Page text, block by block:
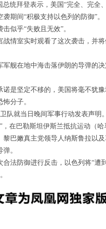
统拜登表示，美国“完全、完全
期间“积极支持以色列的防御”。
似乎“失败且无效”。
情室实时观看了这次袭击，并
舰在地中海击落伊朗的导弹的
是坚定不移的，美国将毫不犹
分子。
队就当日晚间军事行动发表声明。
在巴勒斯坦伊斯兰抵抗运动（
巴嫩真主党领导人纳斯鲁拉以
。
法防御进行反击，以色列将“遭